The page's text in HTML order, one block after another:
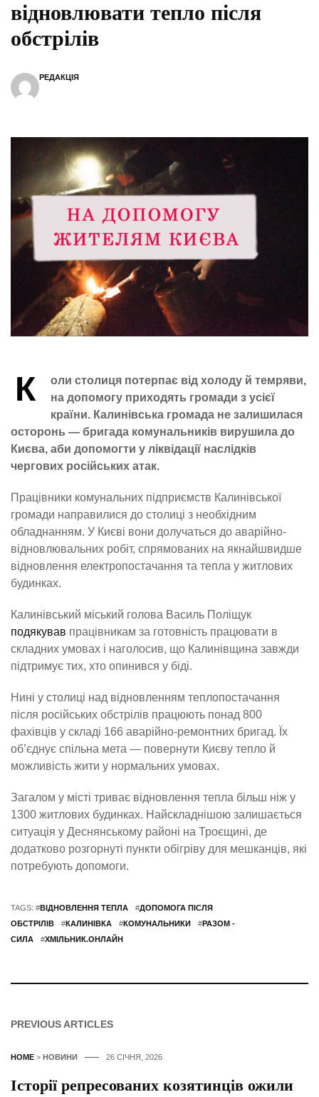
відновлювати тепло після
обстрілів
РЕДАКЦІЯ
К
оли столиця потерпає від холоду й темряви,
на допомогу приходять громади з усієї
країни. Калинівська громада не залишилася
осторонь — бригада комунальників вирушила до
Києва, аби допомогти у ліквідації наслідків
чергових російських атак.
Працівники комунальних підприємств Калинівської
громади направилися до столиці з необхідним
обладнанням. У Києві вони долучаться до аварійно-
відновлювальних робіт, спрямованих на якнайшвидше
відновлення електропостачання та тепла у житлових
будинках.
Калинівський міський голова Василь Поліщук
подякував працівникам за готовність працювати в
складних умовах і наголосив, що Калинівщина завжди
підтримує тих, хто опинився у біді.
Нині у столиці над відновленням теплопостачання
після російських обстрілів працюють понад 800
фахівців у складі 166 аварійно-ремонтних бригад. Їх
об’єднує спільна мета — повернути Києву тепло й
можливість жити у нормальних умовах.
Загалом у місті триває відновлення тепла більш ніж у
1300 житлових будинках. Найскладнішою залишається
ситуація у Деснянському районі на Троєщині, де
додатково розгорнуті пункти обігріву для мешканців, які
потребують допомоги.
TAGS: #ВІДНОВЛЕННЯ ТЕПЛА #ДОПОМОГА ПІСЛЯ
ОБСТРІЛІВ
#КАЛИНІВКА #КОМУНАЛЬНИКИ #РАЗОМ -
СИЛА
#ХМІЛЬНИК.ОНЛАЙН
PREVIOUS ARTICLES
HOME > НОВИНИ 26 СІЧНЯ, 2026
Історії репресованих козятинців ожили